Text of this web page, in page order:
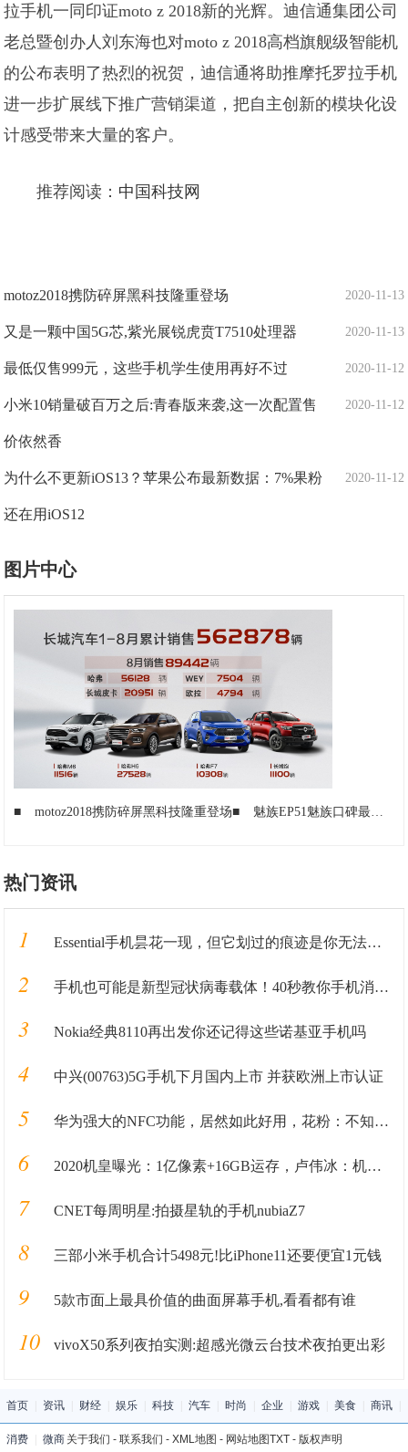
拉手机一同印证moto z 2018新的光辉。迪信通集团公司
老总暨创办人刘东海也对moto z 2018高档旗舰级智能机
的公布表明了热烈的祝贺，迪信通将助推摩托罗拉手机
进一步扩展线下推广营销渠道，把自主创新的模块化设
计感受带来大量的客户。
推荐阅读： 中国科技网
2020-11-13
motoz2018携防碎屏黑科技隆重登场
2020-11-13
又是一颗中国5G芯,紫光展锐虎贲T7510处理器
2020-11-12
最低仅售999元，这些手机学生使用再好不过
2020-11-12
小米10销量破百万之后:青春版来袭,这一次配置售
价依然香
2020-11-12
为什么不更新iOS13？苹果公布最新数据：7%果粉
还在用iOS12
图片中心
■ motoz2018携防碎屏黑科技隆重登场■ 魅族EP51魅族口碑最好耳机,外媒曾认为iPhone也应标配
热门资讯
1 Essential手机昙花一现，但它划过的痕迹是你无法追寻的
2 手机也可能是新型冠状病毒载体！40秒教你手机消毒方法
3 Nokia经典8110再出发你还记得这些诺基亚手机吗
4 中兴(00763)5G手机下月国内上市 并获欧洲上市认证
5 华为强大的NFC功能，居然如此好用，花粉：不知道血亏
6 2020机皇曝光：1亿像素+16GB运存，卢伟冰：机皇方向也错了
7 CNET每周明星:拍摄星轨的手机nubiaZ7
8 三部小米手机合计5498元!比iPhone11还要便宜1元钱
9 5款市面上最具价值的曲面屏幕手机,看看都有谁
10 vivoX50系列夜拍实测:超感光微云台技术夜拍更出彩
首页 资讯 财经 娱乐 科技 汽车 时尚 企业 游戏 美食 商讯
消费 微商 关于我们 - 联系我们 - XML地图 - 网站地图TXT- 版权声明